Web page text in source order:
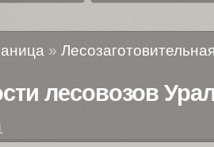
»
лесовозов